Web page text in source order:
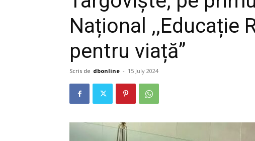
Național ,,Educație
pentru viață”
Scris de dbonline - 15 July 2024